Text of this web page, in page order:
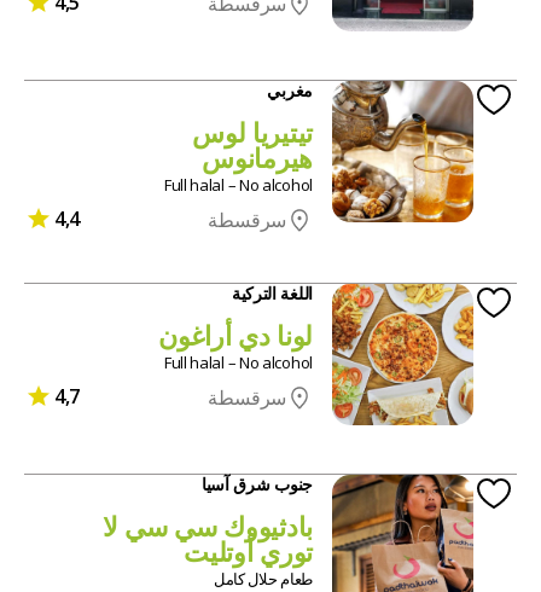
مغربي
تيتيريا لوس
هيرمانوس
Full halal – No alcohol
سرقسطة 4,4
اللغة التركية
لونا دي أراغون
Full halal – No alcohol
سرقسطة 4,7
جنوب شرق آسيا
بادثيووك سي سي لا
توري أوتليت
طعام حلال كامل